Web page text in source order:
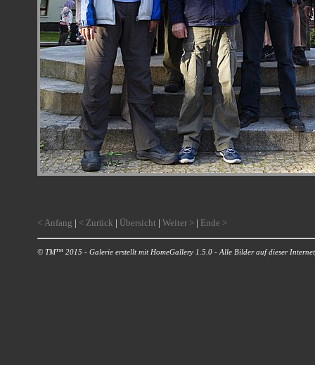
< Anfang | < Zurück | Übersicht |Weiter > | Ende >
© TM™ 2015 - Galerie erstellt mit HomeGallery 1.5.0 - Alle Bilder auf dieser